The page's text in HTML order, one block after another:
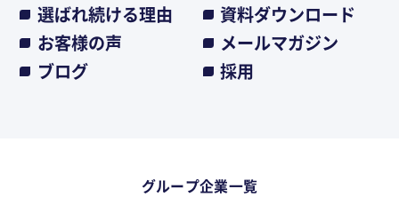
選ばれ続ける理由
資料ダウンロード
お客様の声
メールマガジン
ブログ
採用
グループ企業一覧